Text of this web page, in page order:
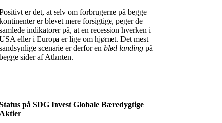
Positivt er det, at selv om forbrugerne på begge
kontinenter er blevet mere forsigtige, peger de
samlede indikatorer på, at en recession hverken i
USA eller i Europa er lige om hjørnet. Det mest
sandsynlige scenarie er derfor enblød landing på
begge sider af Atlanten.
Status på SDG Invest Globale Bæredygtige
Aktier